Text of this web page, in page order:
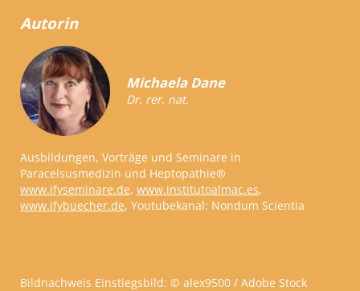
Autorin
Michaela Dane
Dr. rer. nat.
Ausbildungen, Vorträge und Seminare in
Paracelsusmedizin und Heptopathie®
www.ifyseminare.de, www.institutoalmac.es,
www.ifybuecher.de, Youtubekanal: Nondum Scientia
Bildnachweis Einstiegsbild: © alex9500 / Adobe Stock